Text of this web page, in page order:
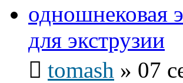
одношнековая
для экструзии
tomash » 07